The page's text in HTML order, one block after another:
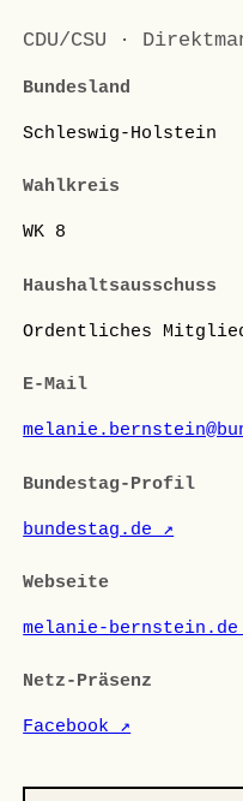
CDU/CSU ·
Bundesland
Schleswig-Holstein
Wahlkreis
WK 8
Haushaltsausschuss
Ordentliches
E-Mail
Bundestag-Profil
bundestag.de ↗
Webseite
melanie-bernstein.de
Netz-Präsenz
Facebook ↗